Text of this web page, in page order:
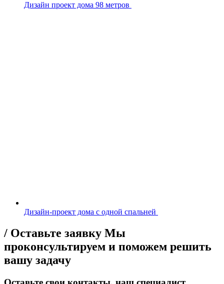
Дизайн проект дома 98 метров
Дизайн-проект дома с одной спальней
/ Оставьте заявку Мы
проконсультируем и поможем решить
вашу задачу